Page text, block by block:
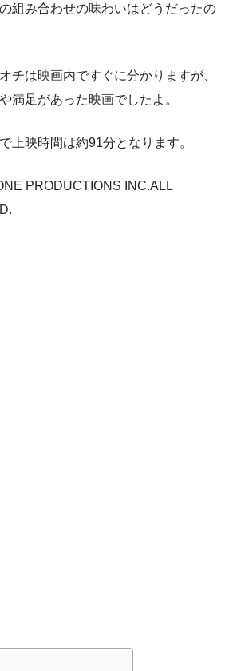
組み合わせの味わいはどうだったの
チは映画内ですぐに分かりますが、
満足があった映画でしたよ。
上映時間は約91分となります。
PRODUCTIONS INC.ALL